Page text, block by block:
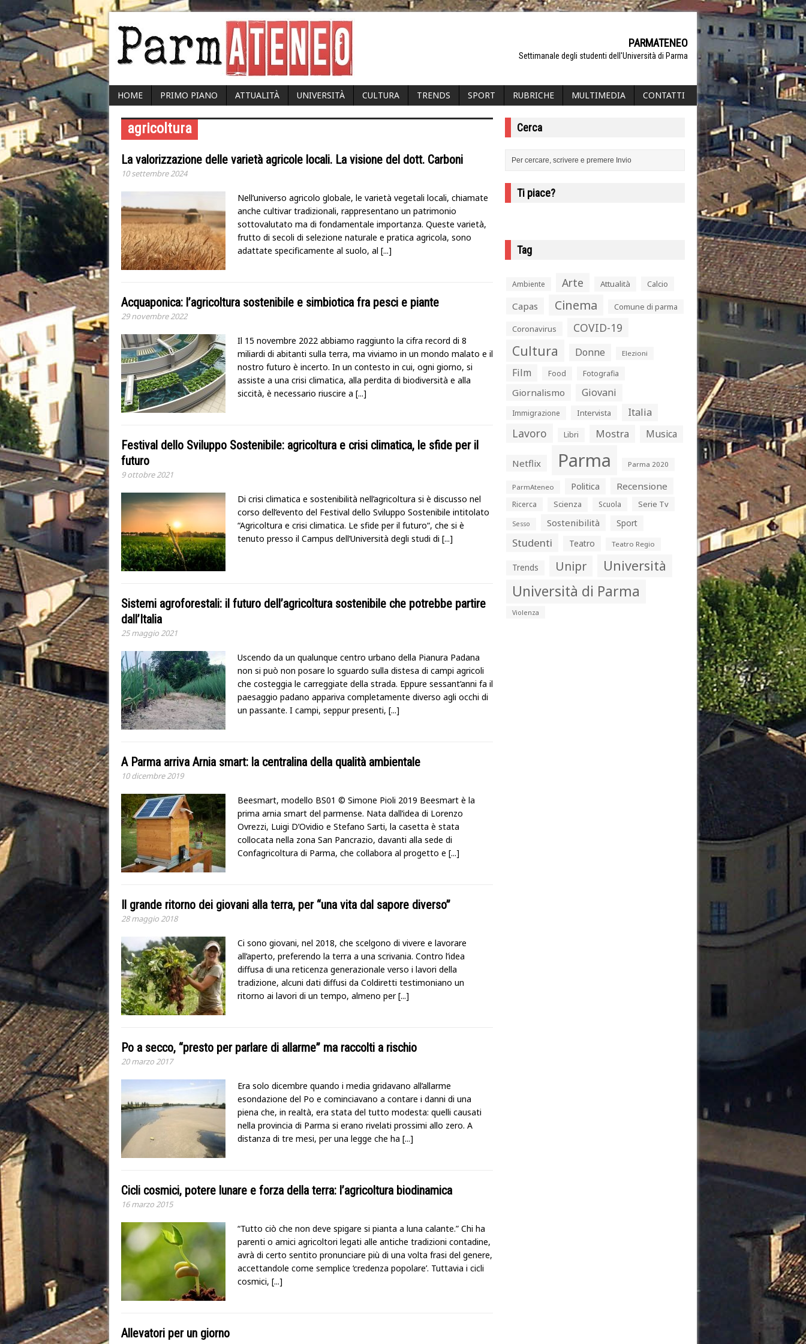
PARMATENEO
Settimanale degli studenti dell'Università di Parma
HOME PRIMO PIANO ATTUALITÀ UNIVERSITÀ CULTURA TRENDS SPORT RUBRICHE MULTIMEDIA CONTATTI
agricoltura
La valorizzazione delle varietà agricole locali. La visione del dott. Carboni
10 settembre 2024
Nell’universo agricolo globale, le varietà vegetali locali, chiamate
anche cultivar tradizionali, rappresentano un patrimonio
sottovalutato ma di fondamentale importanza. Queste varietà,
frutto di secoli di selezione naturale e pratica agricola, sono
adattate specificamente al suolo, al [...]
Acquaponica: l’agricoltura sostenibile e simbiotica fra pesci e piante
29 novembre 2022
Il 15 novembre 2022 abbiamo raggiunto la cifra record di 8
miliardi di abitanti sulla terra, ma viviamo in un mondo malato e il
nostro futuro è incerto. In un contesto in cui, ogni giorno, si
assiste a una crisi climatica, alla perdita di biodiversità e alla
siccità, è necessario riuscire a [...]
Festival dello Sviluppo Sostenibile: agricoltura e crisi climatica, le sfide per il
futuro
9 ottobre 2021
Di crisi climatica e sostenibilità nell’agricoltura si è discusso nel
corso dell’evento del Festival dello Sviluppo Sostenibile intitolato
“Agricoltura e crisi climatica. Le sfide per il futuro“, che si è
tenuto presso il Campus dell’Università degli studi di [...]
Sistemi agroforestali: il futuro dell’agricoltura sostenibile che potrebbe partire
dall’Italia
25 maggio 2021
Uscendo da un qualunque centro urbano della Pianura Padana
non si può non posare lo sguardo sulla distesa di campi agricoli
che costeggia le carreggiate della strada. Eppure sessant’anni fa il
paesaggio padano appariva completamente diverso agli occhi di
un passante. I campi, seppur presenti, [...]
A Parma arriva Arnia smart: la centralina della qualità ambientale
10 dicembre 2019
Beesmart, modello BS01 © Simone Pioli 2019 Beesmart è la
prima arnia smart del parmense. Nata dall’idea di Lorenzo
Ovrezzi, Luigi D’Ovidio e Stefano Sarti, la casetta è stata
collocata nella zona San Pancrazio, davanti alla sede di
Confagricoltura di Parma, che collabora al progetto e [...]
Il grande ritorno dei giovani alla terra, per “una vita dal sapore diverso”
28 maggio 2018
Ci sono giovani, nel 2018, che scelgono di vivere e lavorare
all’aperto, preferendo la terra a una scrivania. Contro l’idea
diffusa di una reticenza generazionale verso i lavori della
tradizione, alcuni dati diffusi da Coldiretti testimoniano un
ritorno ai lavori di un tempo, almeno per[...]
Po a secco, “presto per parlare di allarme” ma raccolti a rischio
20 marzo 2017
Era solo dicembre quando i media gridavano all’allarme
esondazione del Po e cominciavano a contare i danni di una
piena che, in realtà, era stata del tutto modesta: quelli causati
nella provincia di Parma si erano rivelati prossimi allo zero. A
distanza di tre mesi, per una legge che ha [...]
Cicli cosmici, potere lunare e forza della terra: l’agricoltura biodinamica
16 marzo 2015
“Tutto ciò che non deve spigare si pianta a luna calante.” Chi ha
parenti o amici agricoltori legati alle antiche tradizioni contadine,
avrà di certo sentito pronunciare più di una volta frasi del genere,
accettandole come semplice ‘credenza popolare’. Tuttavia i cicli
cosmici, [...]
Allevatori per un giorno
Cerca
Ti piace?
Tag
Ambiente Arte Attualità Calcio
Capas Cinema Comune di parma
Coronavirus COVID-19
Cultura Donne Elezioni
Film Food Fotografia
Giornalismo Giovani
Immigrazione Intervista Italia
Lavoro Libri Mostra Musica
Netflix Parma Parma 2020
ParmAteneo Politica Recensione
Ricerca Scienza Scuola Serie Tv
Sesso Sostenibilità Sport
Studenti Teatro Teatro Regio
Trends Unipr Università
Università di Parma
Violenza